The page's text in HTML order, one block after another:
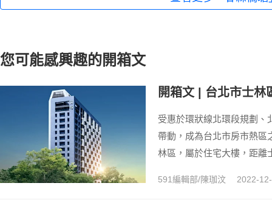
您可能感興趣的開箱文
開箱文 | 台北市士林
受惠於環狀線北環段規劃、
帶動，成為台北市房市熱區
林區，屬於住宅大樓，距離
591編輯部/陳珈汶 2022-